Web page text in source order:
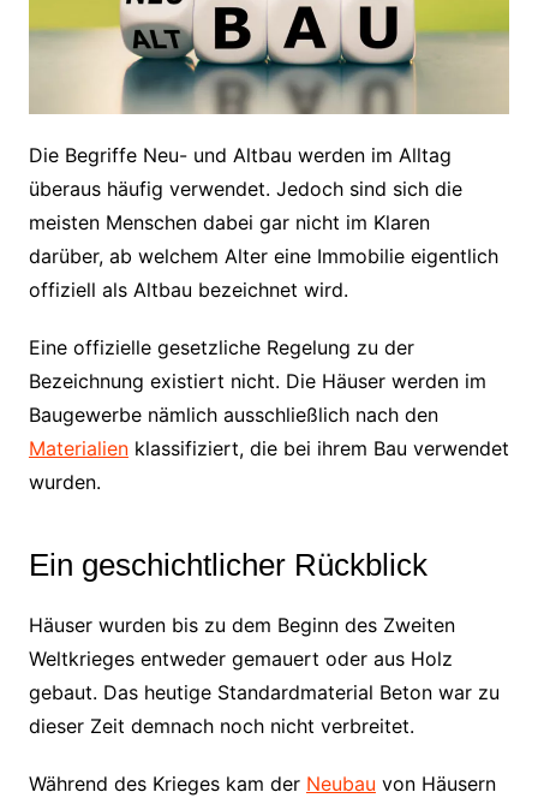
Die Begriffe Neu- und Altbau werden im Alltag
überaus häufig verwendet. Jedoch sind sich die
meisten Menschen dabei gar nicht im Klaren
darüber, ab welchem Alter eine Immobilie eigentlich
offiziell als Altbau bezeichnet wird.
Eine offizielle gesetzliche Regelung zu der
Bezeichnung existiert nicht. Die Häuser werden im
Baugewerbe nämlich ausschließlich nach den
Materialienklassifiziert, die bei ihrem Bau verwendet
wurden.
Ein geschichtlicher Rückblick
Häuser wurden bis zu dem Beginn des Zweiten
Weltkrieges entweder gemauert oder aus Holz
gebaut. Das heutige Standardmaterial Beton war zu
dieser Zeit demnach noch nicht verbreitet.
Während des Krieges kam der Neubau von Häusern